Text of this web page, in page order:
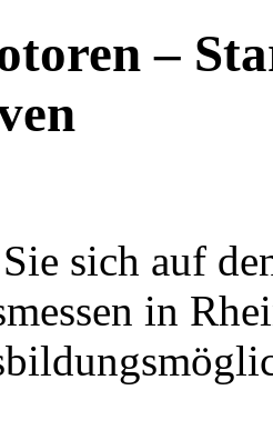
–
sich auf
in